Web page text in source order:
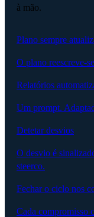
à mão.
Plano sempre
O plano reescreve-
Relatórios
Um prompt.
Detetar desvios
O desvio é
steerco.
Fechar o ciclo nos
Cada compromisso